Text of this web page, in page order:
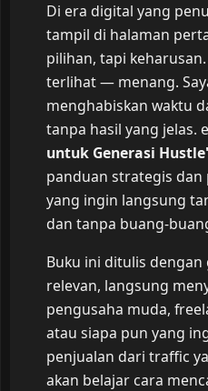
Di era digital yang
tampil di halaman
pilihan, tapi
terlihat — menang.
menghabiskan waktu
tanpa hasil yang jelas.
untuk Generasi
panduan strategis dan
yang ingin langsung
dan tanpa buang-
Buku ini ditulis dengan
relevan, langsung
pengusaha muda,
atau siapa pun yang
penjualan dari traffic
akan belajar cara